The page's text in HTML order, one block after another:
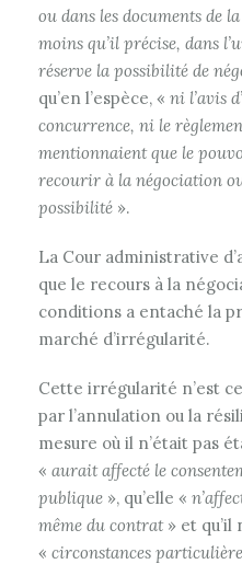
ou dans les documents de
moins qu’il précise, dans
réserve la possibilité de
qu’en l’espèce, « ni l’avis
concurrence, ni le
mentionnaient que le
recourir à la négociation
possibilité ».
La Cour administrative
que le recours à la
conditions a entaché la
marché d’irrégularité.
Cette irrégularité n’est
par l’annulation ou la
mesure où il n’était pas
« aurait affecté le
publique », qu’elle «
même du contrat» et qu’il
« circonstances